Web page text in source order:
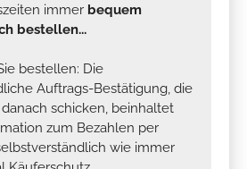
immer bequem
bestellen...
bestellen: Die
Auftrags-Bestätigung, die
schicken, beinhaltet
zum Bezahlen per
wie immer